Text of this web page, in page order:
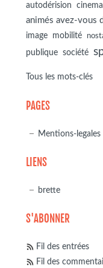
autodérision cinema
animés avez-vous
image mobilité
publique
société
Tous les mots-clés
PAGES
Mentions-
LIENS
brette
S'ABONNER
Fil des entrées
Fil des